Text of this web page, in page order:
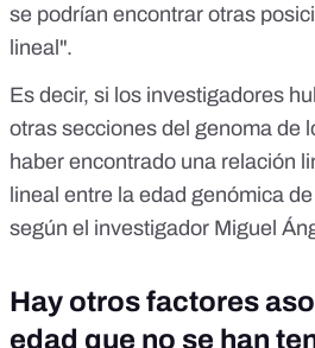
se podrían encontrar otras
lineal".
Es decir, si los investigadores
otras secciones del genoma de
haber encontrado una relación
lineal entre la edad genómica
según el investigador Miguel
Hay otros factores
edad que no se han